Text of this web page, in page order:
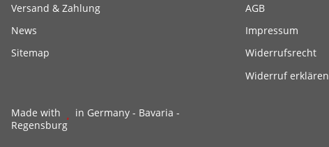
Versand & Zahlung
News
Sitemap
AGB
Impressum
Widerrufsrecht
Widerruf erklären
Made with
in Germany - Bavaria -
Regensburg